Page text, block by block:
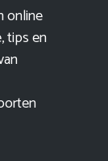
online
tips en